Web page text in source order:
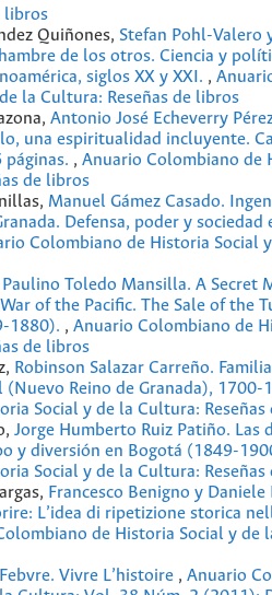
libros
Quiñones, Stefan Pohl-Valero
de los otros. Ciencia y
siglos XX y XXI. ,
la Cultura: Reseñas de libros
Antonio José Echeverry
una espiritualidad incluyente.
, Anuario Colombiano de
de libros
Manuel Gámez Casado.
Defensa, poder y sociedad
Colombiano de Historia Social
Paulino Toledo Mansilla. A Secret
of the Pacific. The Sale of the
1880). , Anuario Colombiano de
de libros
Robinson Salazar Carreño.
(Nuevo Reino de Granada),
Social y de la Cultura: Reseñas
Jorge Humberto Ruiz Patiño. Las
y diversión en Bogotá (1849-
Social y de la Cultura: Reseñas
Francesco Benigno y
L’idea di ripetizione storica
de Historia Social y de
Vivre L’histoire , Anuario